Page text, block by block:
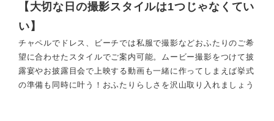
【大切な日の撮影スタイルは1つじゃなくてい
い】
チャペルでドレス、ビーチでは私服で撮影などおふたりのご希
望に合わせたスタイルでご案内可能。ムービー撮影をつけて披
露宴やお披露目会で上映する動画も一緒に作ってしまえば挙式
の準備も同時に叶う！おふたりらしさを沢山取り入れましょう